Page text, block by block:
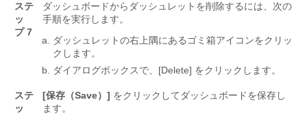
ステ
ッ
プ 7
ダッシュボードからダッシュレットを削除するには、次の
手順を実行します。
ダッシュレットの右上隅にあるゴミ箱アイコンをクリッ
クします。
ダイアログボックスで、[Delete] をクリックします。
ステ
ッ
[保存（Save）] をクリックしてダッシュボードを保存し
ます。